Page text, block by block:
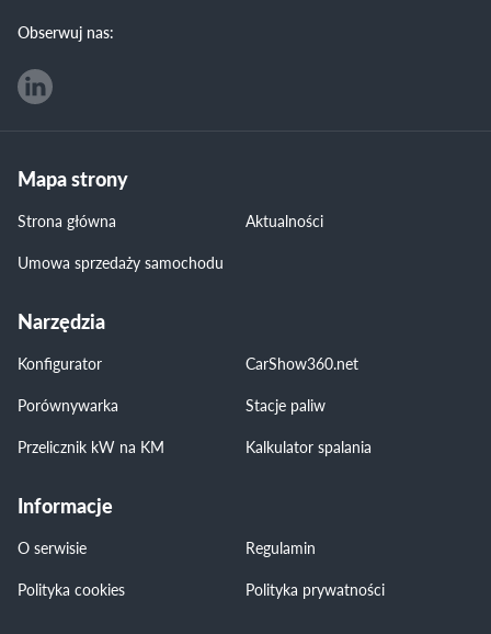
Obserwuj nas:
Mapa strony
Strona główna
Aktualności
Umowa sprzedaży samochodu
Narzędzia
Konfigurator
CarShow360.net
Porównywarka
Stacje paliw
Przelicznik kW na KM
Kalkulator spalania
Informacje
O serwisie
Regulamin
Polityka cookies
Polityka prywatności